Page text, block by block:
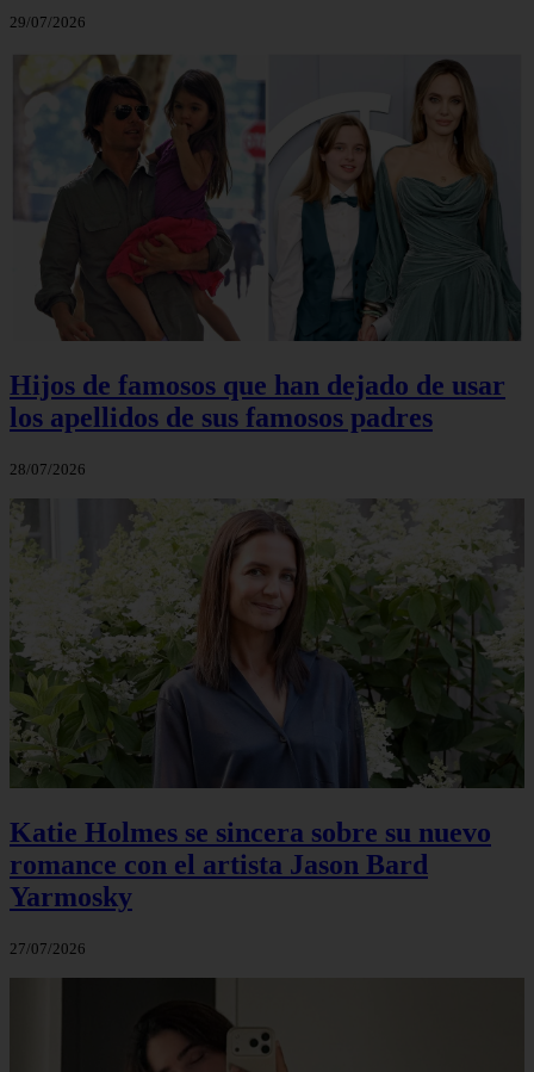
29/07/2026
Hijos de famosos que han dejado de usar
los apellidos de sus famosos padres
28/07/2026
Katie Holmes se sincera sobre su nuevo
romance con el artista Jason Bard
Yarmosky
27/07/2026